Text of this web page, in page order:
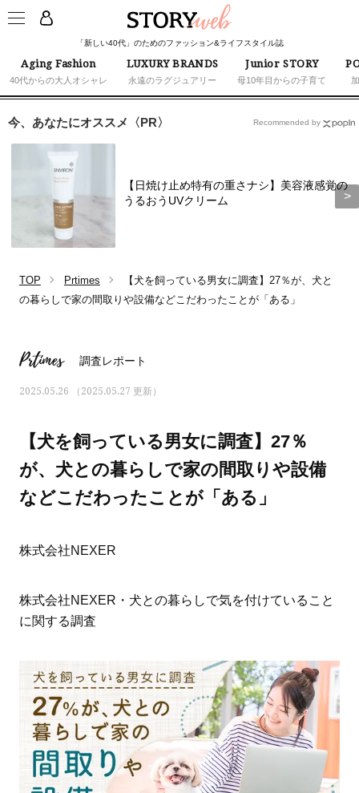
「新しい40代」のためのファッション&ライフスタイル誌
Aging Fashion
40代からの大人オシャレ
LUXURY BRANDS
永遠のラグジュアリー
Junior STORY
母10年目からの子育て
ママとパパに贈る「ジェンダーレ
今、あなたにオススメ〈PR〉
【日焼け止め特有の重さナシ】美容液感覚の
うるおうUVクリーム
Recommended by
TOP Prtimes
【犬を飼っている男女に調査】27％が、犬と
の暮らしで家の間取りや設備などこだわったことが「ある」
Prtimes 調査レポート
2025.05.26 （2025.05.27 更新）
【犬を飼っている男女に調査】27％
が、犬との暮らしで家の間取りや設備
などこだわったことが「ある」
株式会社NEXER
株式会社NEXER・犬との暮らしで気を付けていること
に関する調査